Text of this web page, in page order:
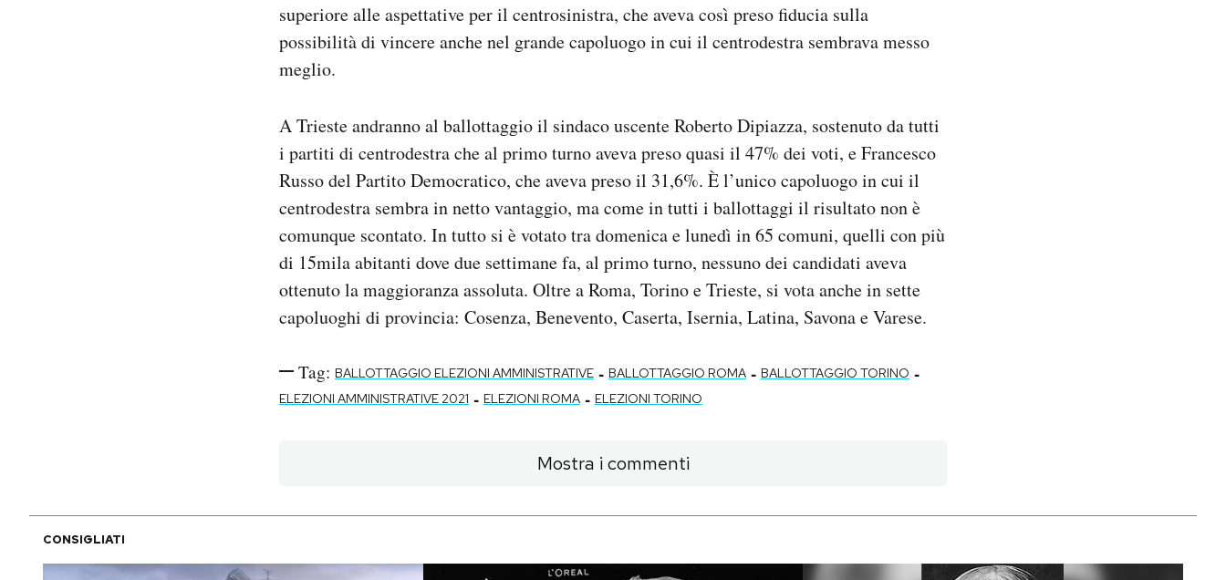
superiore alle aspettative per il centrosinistra, che aveva così preso fiducia sulla
possibilità di vincere anche nel grande capoluogo in cui il centrodestra sembrava messo
meglio.
A Trieste andranno al ballottaggio il sindaco uscente Roberto Dipiazza, sostenuto da tutti
i partiti di centrodestra che al primo turno aveva preso quasi il 47% dei voti, e Francesco
Russo del Partito Democratico, che aveva preso il 31,6%. È l’unico capoluogo in cui il
centrodestra sembra in netto vantaggio, ma come in tutti i ballottaggi il risultato non è
comunque scontato. In tutto si è votato tra domenica e lunedì in 65 comuni, quelli con più
di 15mila abitanti dove due settimane fa, al primo turno, nessuno dei candidati aveva
ottenuto la maggioranza assoluta. Oltre a Roma, Torino e Trieste, si vota anche in sette
capoluoghi di provincia: Cosenza, Benevento, Caserta, Isernia, Latina, Savona e Varese.
Tag: BALLOTTAGGIO ELEZIONI AMMINISTRATIVE - BALLOTTAGGIO ROMA - BALLOTTAGGIO TORINO -
ELEZIONI AMMINISTRATIVE 2021 - ELEZIONI ROMA - ELEZIONI TORINO
Mostra i commenti
CONSIGLIATI